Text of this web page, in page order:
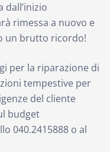
dall’inizio
rimessa a nuovo e
un brutto ricordo!
per la riparazione di
tempestive per
del cliente
budget
040.2415888 o al